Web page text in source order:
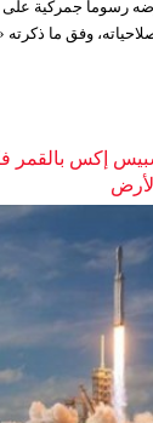
وفق ما ذكرته
إكس بالقمر